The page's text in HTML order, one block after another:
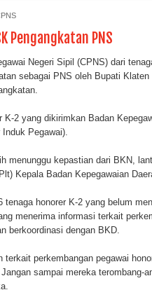
Pengangkatan PNS
Negeri Sipil (CPNS) dari
sebagai PNS oleh Bupati
K-2 yang dikirimkan Badan
Pegawai).
menunggu kepastian dari BKN,
Kepala Badan Kepegawaian
honorer K-2 yang belum
menerima informasi terkait
berkoordinasi dengan BKD.
perkembangan pegawai
sampai mereka terombang-